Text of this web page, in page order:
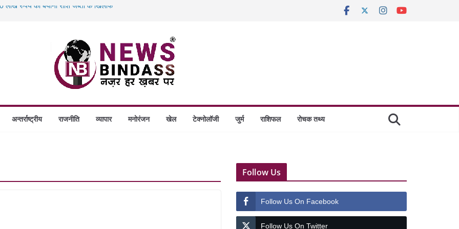
रुपये की बयाना राशि जब्ती के खिलाफ
होंगे स्थापित, हर विकासखंड के 10 उत्कृष्ट गोठानों
का बड़ा एक्शन: 13 म्यूल बैंक खाताधारक गिरफ्तार
अन्तर्राष्ट्रीय राजनीति व्यापार मनोरंजन खेल टेक्नोलॉजी जुर्म राशिफल रोचक तथ्य
Follow Us
Follow Us On Facebook
Follow Us On Twitter